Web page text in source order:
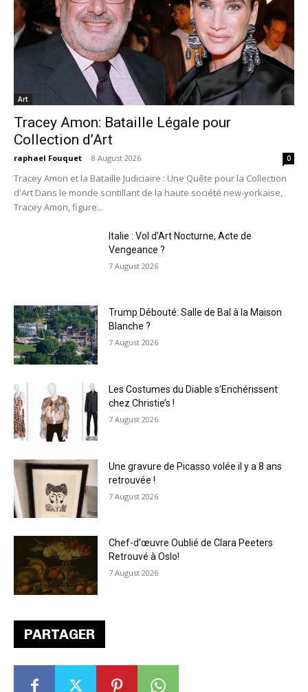
PARTAGER
Art
Tracey Amon: Bataille Légale pour
Collection d’Art
raphael Fouquet - 8 August 2026 0
Tracey Amon et la Bataille Judiciaire : Une Quête pour la Collection
d'Art Dans le monde scintillant de la haute société new-yorkaise,
Tracey Amon, figure...
Italie : Vol d’Art Nocturne, Acte de
Vengeance ?
7 August 2026
Trump Débouté: Salle de Bal à la Maison
Blanche ?
7 August 2026
Les Costumes du Diable s’Enchérissent
chez Christie’s !
7 August 2026
Une gravure de Picasso volée il y a 8 ans
retrouvée !
7 August 2026
Chef-d’œuvre Oublié de Clara Peeters
Retrouvé à Oslo!
7 August 2026